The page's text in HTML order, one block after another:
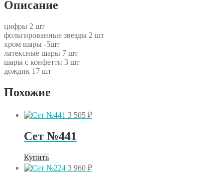
Описание
цифры 2 шт
фольгированные звезды 2 шт
хром шары -5шт
латексные шары 7 шт
шары с конфетти 3 шт
дождик 17 шт
Похожие
3 505 ₽
Сет №441
Купить
3 960 ₽